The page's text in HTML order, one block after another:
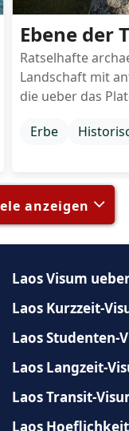
Ebene der
Ratselhafte
Landschaft mit
die ueber das
Erbe
anzeigen
Laos Visum
Laos Kurzzeit-
Laos Studenten-
Laos Langzeit-
Laos Transit-
Laos